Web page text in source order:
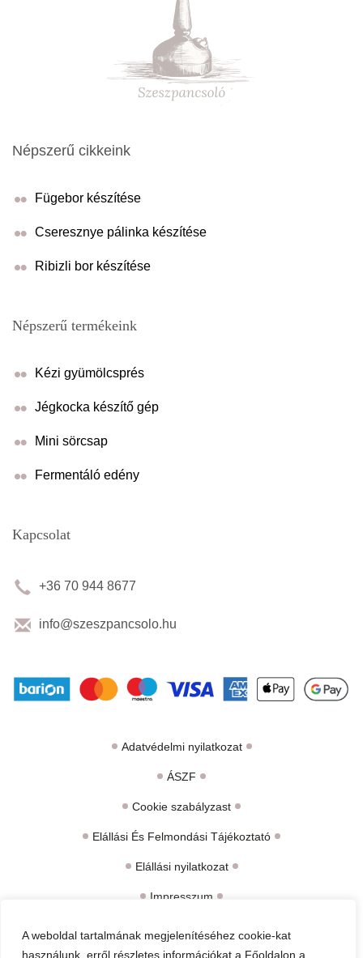
A weboldal tartalmának megjelenítéséhez cookie-kat
használunk, erről részletes információkat a Főoldalon a
Népszerű cikkeink
Fügebor készítése
Cseresznye pálinka készítése
Ribizli bor készítése
Népszerű termékeink
Kézi gyümölcsprés
Jégkocka készítő gép
Mini sörcsap
Fermentáló edény
Kapcsolat
+36 70 944 8677
info@szeszpancsolo.hu
Adatvédelmi nyilatkozat
ÁSZF
Cookie szabályzast
Elállási És Felmondási Tájékoztató
Elállási nyilatkozat
Impresszum